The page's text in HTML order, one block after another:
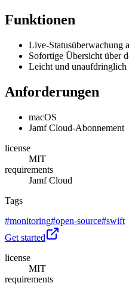
Funktionen
Live-Statusüberwachung
Sofortige Übersicht über
Leicht und unaufdringlich
Anforderungen
macOS
Jamf Cloud-Abonnement
license
MIT
requirements
Jamf Cloud
Tags
#monitoring#open-source#swift
Get started
license
MIT
requirements